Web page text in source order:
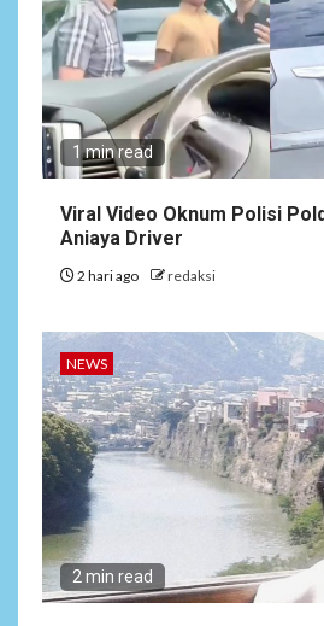
1 min read
Viral Video Oknum Polisi
Aniaya Driver
2 hari ago redaksi
NEWS
2 min read